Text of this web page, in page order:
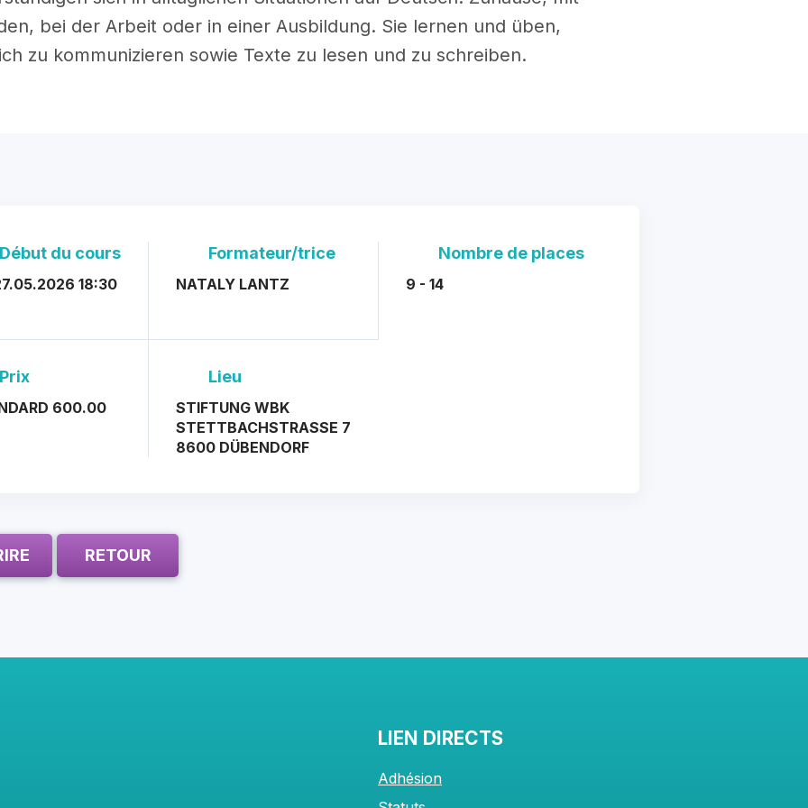
bei der Arbeit oder in einer Ausbildung. Sie lernen und üben,
zu kommunizieren sowie Texte zu lesen und zu schreiben.
Début du cours
18:30
Formateur/trice
NATALY LANTZ
Nombre de places
9 - 14
Prix
600.00
Lieu
STIFTUNG WBK
STETTBACHSTRASSE 7
8600 DÜBENDORF
RETOUR
LIEN DIRECTS
Adhésion